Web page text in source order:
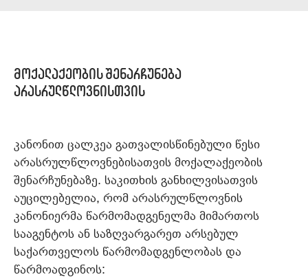
მოქალაქეობის შენარჩუნება
არასრულწლოვნისთვის
კანონით ცალკეა გათვალისწინებული წესი
არასრულწლოვნებისათვის მოქალაქეობის
შენარჩუნებაზე. საკითხის განხილვისათვის
აუცილებელია, რომ არასრულწლოვნის
კანონიერმა წარმომადგენელმა მიმართოს
სააგენტოს ან საზღვარგარეთ არსებულ
საქართველოს წარმომადგენლობას და
წარმოადგინოს: